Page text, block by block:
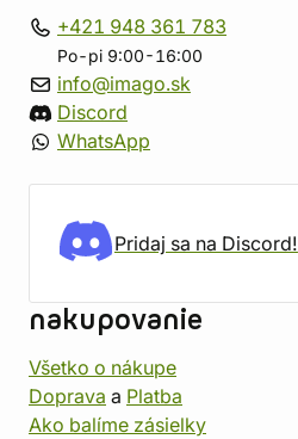
+421 948 361 783
Po-pi 9:00-16:00
info@imago.sk
Discord
WhatsApp
Pridaj sa na Discord!
nakupovanie
Všetko o nákupe
Doprava a Platba
Ako balíme zásielky